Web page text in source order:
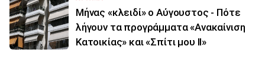
Μήνας «κλειδί» ο Αύγουστος - Πότε
λήγουν τα προγράμματα «Ανακαίνιση
Κατοικίας» και «Σπίτι μου ΙΙ»